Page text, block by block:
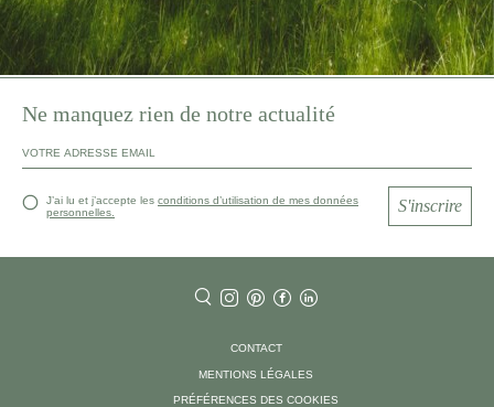
Ne manquez rien de notre actualité
J’ai lu et j’accepte les conditions d’utilisation de mes données
personnelles.
S'inscrire
CONTACT
MENTIONS LÉGALES
PRÉFÉRENCES DES COOKIES